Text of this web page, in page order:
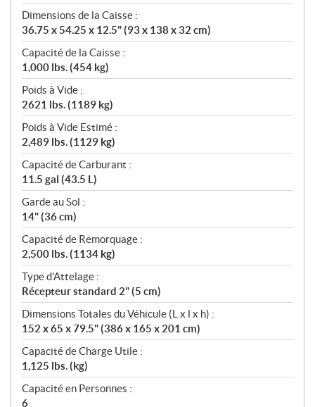
Dimensions de la Caisse :
36.75 x 54.25 x 12.5" (93 x 138 x 32 cm)
Capacité de la Caisse :
1,000 lbs. (454 kg)
Poids à Vide :
2621 lbs. (1189 kg)
Poids à Vide Estimé :
2,489 lbs. (1129 kg)
Capacité de Carburant :
11.5 gal (43.5 L)
Garde au Sol :
14" (36 cm)
Capacité de Remorquage :
2,500 lbs. (1134 kg)
Type d'Attelage :
Récepteur standard 2" (5 cm)
Dimensions Totales du Véhicule (L x l x h) :
152 x 65 x 79.5" (386 x 165 x 201 cm)
Capacité de Charge Utile :
1,125 lbs. (kg)
Capacité en Personnes :
6